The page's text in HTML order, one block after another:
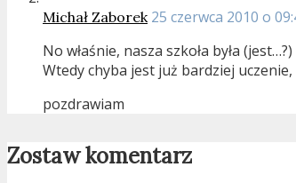
Michał Zaborek 25 czerwca 2010 o
No właśnie, nasza szkoła była
Wtedy chyba jest już bardziej
pozdrawiam
Zostaw komentarz